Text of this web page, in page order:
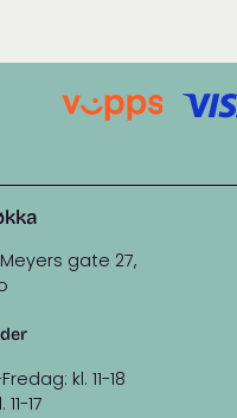
gate 27,
kl. 11-18
17